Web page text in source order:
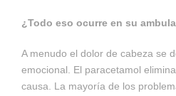
¿Todo eso ocurre en su
A menudo el dolor de cabeza se
emocional. El paracetamol
causa. La mayoría de los